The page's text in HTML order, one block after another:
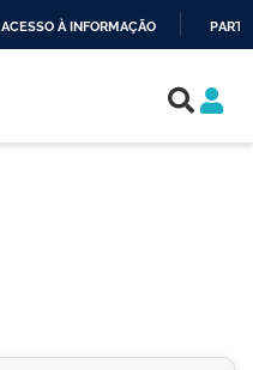
ACESSO À INFORMAÇÃO